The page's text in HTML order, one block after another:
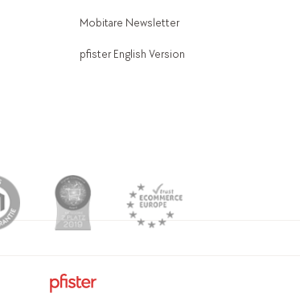
Mobitare Newsletter
pfister English Version